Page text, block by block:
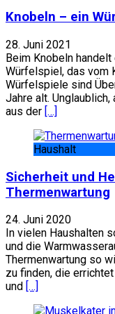
Knobeln – ein
28. Juni 2021
Beim Knobeln
Würfelspiel, das vom
Würfelspiele sind
Jahre alt.
aus der […]
Haushalt
Sicherheit und
Thermenwartung
24. Juni 2020
In vielen Haushalten
und die
Thermenwartung so
zu finden, die
und […]